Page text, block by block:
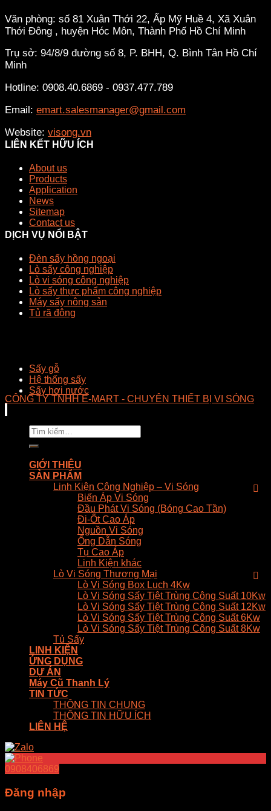
Văn phòng: số 81 Xuân Thới 22, Ấp Mỹ Huề 4, Xã Xuân
Thới Đông , huyện Hóc Môn, Thành Phố Hồ Chí Minh
Trụ sở: 94/8/9 đường số 8, P. BHH, Q. Bình Tân Hồ Chí
Minh
Hotline: 0908.40.6869 - 0937.477.789
Email: emart.salesmanager@gmail.com
Website: visong.vn
LIÊN KẾT HỮU ÍCH
About us
Products
Application
News
Sitemap
Contact us
DỊCH VỤ NỔI BẬT
Đèn sấy hồng ngoại
Lò sấy công nghiệp
Lò vi sóng công nghiệp
Lò sấy thực phẩm công nghiệp
Máy sấy nông sản
Tủ rã đông
Sấy gỗ
Hệ thống sấy
Sấy hơi nước
CÔNG TY TNHH E-MART - CHUYÊN THIẾT BỊ VI SÓNG
Tìm
kiếm:
GIỚI THIỆU
SẢN PHẨM
Linh Kiện Công Nghiệp – Vi Sóng
Biến Áp Vi Sóng
Đầu Phát Vi Sóng (Bóng Cao Tần)
Đi-Ốt Cao Áp
Nguồn Vi Sóng
Ống Dẫn Sóng
Tụ Cao Áp
Linh Kiện khác
Lò Vi Sóng Thương Mại
Lò Vi Sóng Box Luch 4Kw
Lò Vi Sóng Sấy Tiệt Trùng Công Suất 10Kw
Lò Vi Sóng Sấy Tiệt Trùng Công Suất 12Kw
Lò Vi Sóng Sấy Tiệt Trùng Công Suất 6Kw
Lò Vi Sóng Sấy Tiệt Trùng Công Suất 8Kw
Tủ Sấy
LINH KIỆN
ỨNG DỤNG
DỰ ÁN
Máy Cũ Thanh Lý
TIN TỨC
THÔNG TIN CHUNG
THÔNG TIN HỮU ÍCH
LIÊN HỆ
0908406869
Đăng nhập